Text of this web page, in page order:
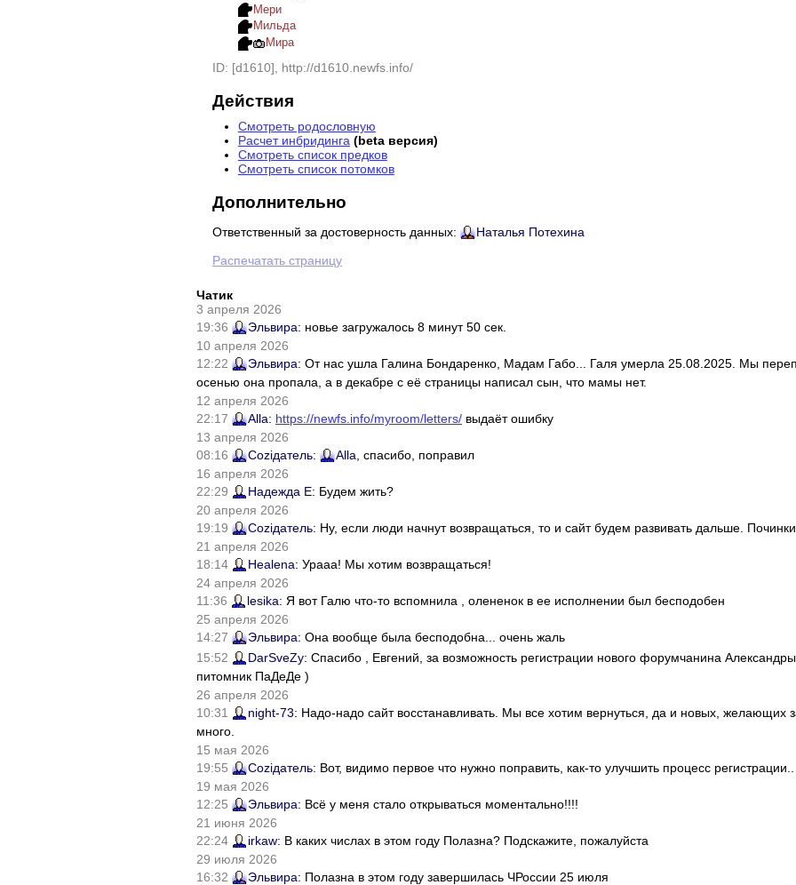
Мери
Мильда
Мира
ID: [d1610], http://d1610.newfs.info/
Действия
Смотреть родословную
Расчет инбридинга (beta версия)
Смотреть список предков
Смотреть список потомков
Дополнительно
Ответственный за достоверность данных: Наталья Потехина
Распечатать страницу
Чатик
3 апреля 2026
19:36
Эльвира: новье загружалось 8 минут 50 сек.
10 апреля 2026
12:22
Эльвира: От нас ушла Галина Бондаренко, Мадам Габо... Галя умерла 25.08.2025. Мы
осенью она пропала, а в декабре с её страницы написал сын, что мамы нет.
12 апреля 2026
22:17
Alla: https://newfs.info/myroom/letters/ выдаёт ошибку
13 апреля 2026
08:16
Соziдатель: Alla , спасибо, поправил
16 апреля 2026
22:29
Надежда Е: Будем жить?
20 апреля 2026
19:19
Соziдатель: Ну, если люди начнут возвращаться, то и сайт будем развивать дальше.
21 апреля 2026
18:14
Healena: Урааа! Мы хотим возвращаться!
24 апреля 2026
11:36
lesika: Я вот Галю что-то вспомнила , олененок в ее исполнении был бесподобен
25 апреля 2026
14:27
Эльвира: Она вообще была бесподобна... очень жаль
15:52
DarSveZy: Спасибо , Евгений, за возможность регистрации нового форумчанина
питомник ПаДеДе )
26 апреля 2026
10:31
night-73: Надо-надо сайт восстанавливать. Мы все хотим вернуться, да и новых, желающих
много.
15 мая 2026
19:55
Соziдатель: Вот, видимо первое что нужно поправить, как-то улучшить процесс регистрации..
19 мая 2026
12:25
Эльвира: Всё у меня стало открываться моментально!!!!
21 июня 2026
22:24
irkaw: В каких числах в этом году Полазна? Подскажите, пожалуйста
29 июля 2026
16:32
Эльвира: Полазна в этом году завершилась ЧРоссии 25 июля